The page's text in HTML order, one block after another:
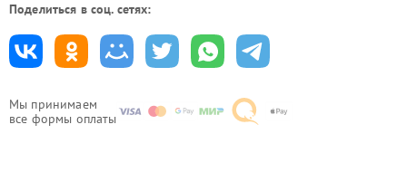
Мы принимаем
все формы оплаты
Поделиться в соц. сетях: